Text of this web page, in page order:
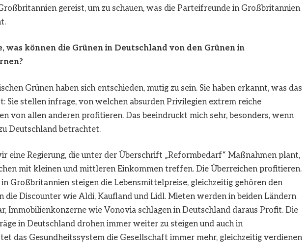
gereist, um zu schauen, was die Parteifreunde in Großbritannien
was können die Grünen in Deutschland von den Grünen in
Grünen haben sich entschieden, mutig zu sein. Sie haben erkannt, was das
Sie stellen infrage, von welchen absurden Privilegien extrem reiche
von allen anderen profitieren. Das beeindruckt mich sehr, besonders, wenn
Deutschland betrachtet.
eine Regierung, die unter der Überschrift „Reformbedarf“ Maßnahmen plant,
mit kleinen und mittleren Einkommen treffen. Die Überreichen profitieren.
Großbritannien steigen die Lebensmittelpreise, gleichzeitig gehören den
die Discounter wie Aldi, Kaufland und Lidl. Mieten werden in beiden Ländern
Immobilienkonzerne wie Vonovia schlagen in Deutschland daraus Profit. Die
in Deutschland drohen immer weiter zu steigen und auch in
das Gesundheitssystem die Gesellschaft immer mehr, gleichzeitig verdienen